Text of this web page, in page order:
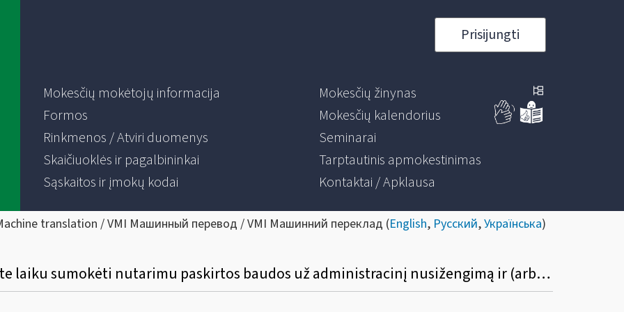
Prisijungti
Mokesčių mokėtojų informacija
Formos
Rinkmenos / Atviri duomenys
Skaičiuoklės ir pagalbininkai
Sąskaitos ir įmokų kodai
Mokesčių žinynas
Mokesčių kalendorius
Seminarai
Tarptautinis apmokestinimas
Kontaktai / Apklausa
translation / VMI Машинный перевод / VMI Машинний переклад (English, Русский,Українська)
Jeigu dėl finansinių sunkumų negalite laiku sumokėti nutarimu paskirtos baudos už administracinį nusižengimą ir (arba) kitų mokestinių nepriemokų, tačiau deklaruojate grąžintiną gyventojų pajamų mokesčio permoką pagal Metinę pajamų mokesčio deklaraciją, ar reikia kreiptis dėl mokestinės paskolos sutarties sudarymo?